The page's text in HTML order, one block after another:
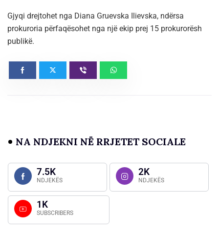
Gjyqi drejtohet nga Diana Gruevska Ilievska, ndërsa
prokuroria përfaqësohet nga një ekip prej 15 prokurorësh
publikë.
NA NDJEKNI NË RRJETET SOCIALE
7.5K
NDJEKËS
2K
NDJEKËS
1K
SUBSCRIBERS